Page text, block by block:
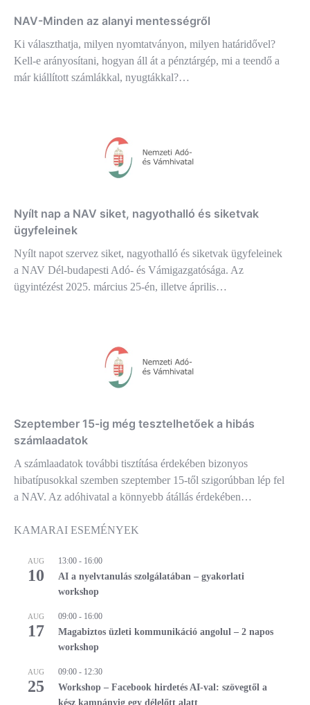
NAV-Minden az alanyi mentességről
Ki választhatja, milyen nyomtatványon, milyen határidővel?
Kell-e arányosítani, hogyan áll át a pénztárgép, mi a teendő a
már kiállított számlákkal, nyugtákkal?…
Nyílt nap a NAV siket, nagyothalló és siketvak
ügyfeleinek
Nyílt napot szervez siket, nagyothalló és siketvak ügyfeleinek
a NAV Dél-budapesti Adó- és Vámigazgatósága. Az
ügyintézést 2025. március 25-én, illetve április…
Szeptember 15-ig még tesztelhetőek a hibás
számlaadatok
A számlaadatok további tisztítása érdekében bizonyos
hibatípusokkal szemben szeptember 15-től szigorúbban lép fel
a NAV. Az adóhivatal a könnyebb átállás érdekében…
KAMARAI ESEMÉNYEK
AUG
10
13:00 - 16:00
AI a nyelvtanulás szolgálatában – gyakorlati
workshop
AUG
17
09:00 - 16:00
Magabiztos üzleti kommunikáció angolul – 2 napos
workshop
AUG
25
09:00 - 12:30
Workshop – Facebook hirdetés AI-val: szövegtől a
kész kampányig egy délelőtt alatt